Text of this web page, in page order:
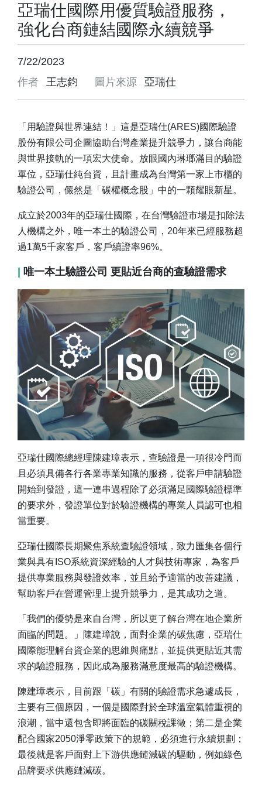
亞瑞仕國際用優質驗證服務，
強化台商鏈結國際永續競爭
7/22/2023
作者
王志鈞 圖片來源 亞瑞仕
「用驗證與世界連結！」這是亞瑞仕(ARES)國際驗證
股份有限公司企圖協助台灣產業提升競爭力，讓台商能
與世界接軌的一項宏大使命。放眼國內琳瑯滿目的驗證
單位，亞瑞仕純台資，且計畫成為台灣第一家上市櫃的
驗證公司，儼然是「碳權概念股」中的一顆耀眼新星。
成立於2003年的亞瑞仕國際，在台灣驗證市場是扣除法
人機構之外，唯一本土的驗證公司，20年來已經服務超
過1萬5千家客戶，客戶續證率96%。
| 唯一本土驗證公司 更貼近台商的查驗證需求
亞瑞仕國際總經理陳建璋表示，查驗證是一項很冷門而
且必須具備各行各業專業知識的服務，從客戶申請驗證
開始到發證，這一連串過程除了必須滿足國際驗證標準
的要求外，發證單位對於驗證機構的專業人員認可也相
當重要。
亞瑞仕國際長期聚焦系統查驗證領域，致力匯集各個行
業與具有ISO系統資深經驗的人才與技術專家，為客戶
提供專業服務與發證效率，並且給予適當的改善建議，
幫助客戶在營運管理上提升競爭力，是其成功之道。
「我們的優勢是來自台灣，所以更了解台灣在地企業所
面臨的問題。」陳建璋說，面對企業的碳焦慮，亞瑞仕
國際能理解台資企業的思維與痛點，並提供更貼近其需
求的驗證服務，因此成為服務滿意度最高的驗證機構。
陳建璋表示，目前跟「碳」有關的驗證需求急遽成長，
主要有三個原因，一個是國際對於全球溫室氣體重視的
浪潮，當中還包含即將面臨的碳關稅課徵；第二是企業
配合國家2050淨零政策下的規範，必須進行永續規劃；
最後就是客戶面對上下游供應鏈減碳的驅動，例如綠色
品牌要求供應鏈減碳。